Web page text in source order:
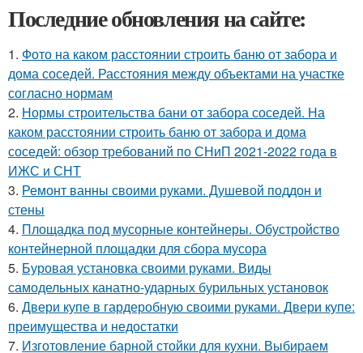
Последние обновления на сайте:
1. Фото на каком расстоянии строить баню от забора и
дома соседей. Расстояния между объектами на участке
согласно нормам
2. Нормы строительства бани от забора соседей. На
каком расстоянии строить баню от забора и дома
соседей: обзор требований по СНиП 2021-2022 года в
ИЖС и СНТ
3. Ремонт ванны своими руками. Душевой поддон и
стены
4. Площадка под мусорные контейнеры. Обустройство
контейнерной площадки для сбора мусора
5. Буровая установка своими руками. Виды
самодельных канатно-ударных бурильных установок
6. Двери купе в гардеробную своими руками. Двери купе:
преимущества и недостатки
7. Изготовление барной стойки для кухни. Выбираем